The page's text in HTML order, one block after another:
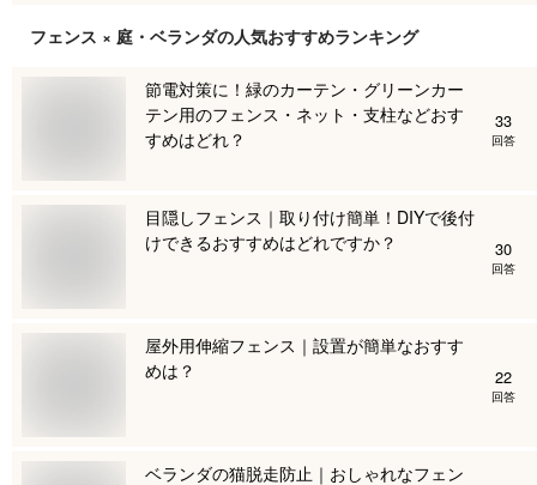
フェンス × 庭・ベランダの人気おすすめランキング
節電対策に！緑のカーテン・グリーンカー
テン用のフェンス・ネット・支柱などおす
すめはどれ？
33
回答
目隠しフェンス｜取り付け簡単！DIYで後付
けできるおすすめはどれですか？
30
回答
屋外用伸縮フェンス｜設置が簡単なおすす
めは？
22
回答
ベランダの猫脱走防止｜おしゃれなフェン